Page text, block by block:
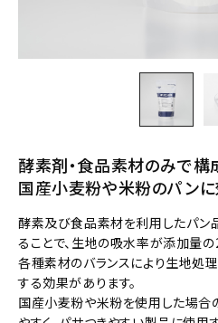
酵素剤・食品素材のみで構
国産小麦粉や米粉のパンに
酵素及び食品素材を利用したパン
ることで、生地の吸水率が添加量の
各種素材のバランスにより生地処
する効果があります。
国産小麦粉や米粉を使用した場合